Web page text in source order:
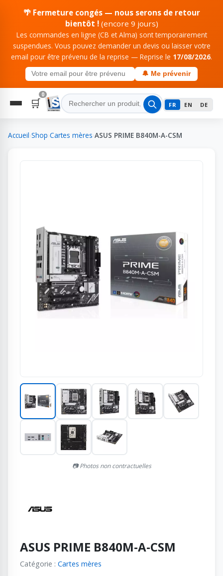
🌴 Fermeture congés — nous serons de retour
bientôt !(encore 9 jours)
Les commandes en ligne (CB et Alma) sont temporairement
suspendues. Vous pouvez demander un devis ou laisser votre
email pour être prévenu de la reprise — Reprise le 17/08/2026.
🔔 Me prévenir
🛒
0
FR EN DE
Accueil Shop Cartes mères ASUS PRIME B840M-A-CSM
📷 Photos non contractuelles
ASUS PRIME B840M-A-CSM
Catégorie : Cartes mères